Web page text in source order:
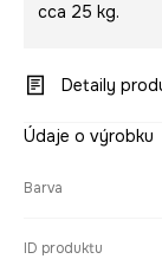
cca 25 kg.
Detaily
Údaje o výrobku
Barva
ID produktu